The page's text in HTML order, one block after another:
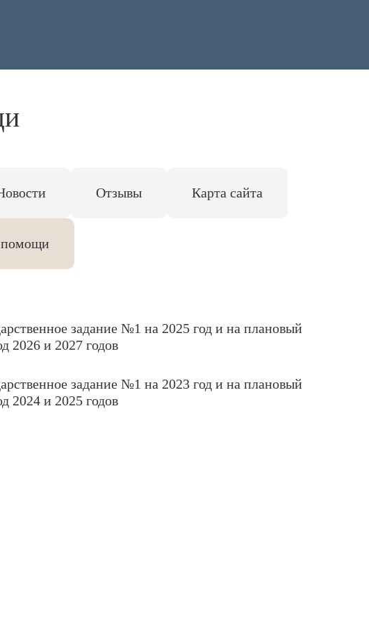
Отзывы Карта сайта
помощи
задание №1 на 2025 год и на плановый
2026 и 2027 годов
задание №1 на 2023 год и на плановый
2024 и 2025 годов